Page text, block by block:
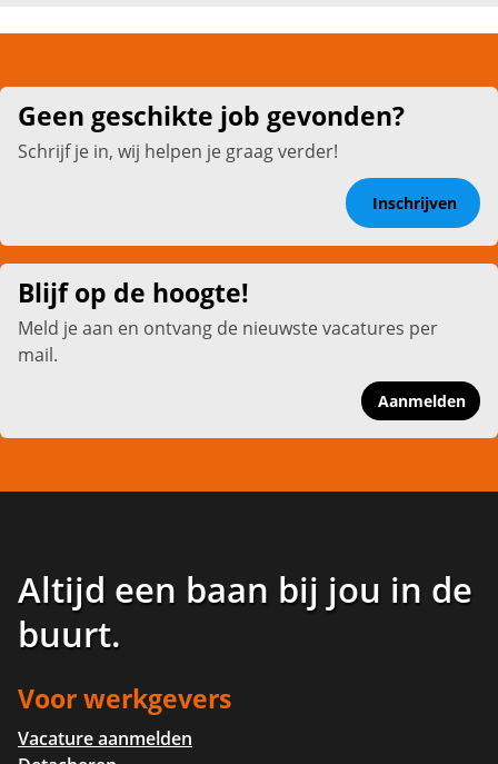
Geen geschikte job gevonden?
Schrijf je in, wij helpen je graag verder!
Inschrijven
Blijf op de hoogte!
Meld je aan en ontvang de nieuwste vacatures per
mail.
Aanmelden
Altijd een baan bij jou in de
buurt.
Voor werkgevers
Vacature aanmelden